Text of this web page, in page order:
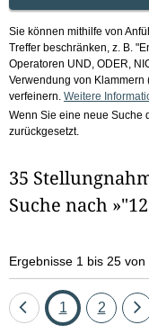
Sie können mithilfe von
Treffer beschränken, z. B.
Operatoren UND, ODER,
Verwendung von
verfeinern. Weitere
Wenn Sie eine neue Suche
zurückgesetzt.
35
Suche nach
Ergebnisse 1 bis 25 von
EineSeite
1 Seite
2